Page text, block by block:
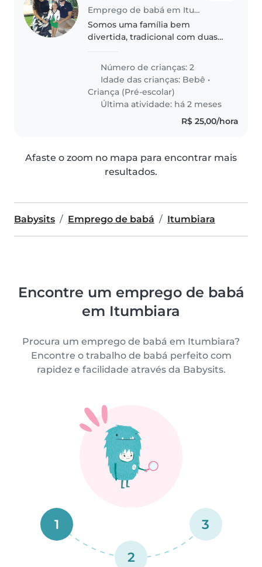
Emprego de babá em Itumbiara
Somos uma família bem
divertida, tradicional com duas
Número de crianças: 2
Idade das crianças: Bebê •
Criança (Pré-escolar)
Última atividade: há 2 meses
R$ 25,00/hora
Afaste o zoom no mapa para encontrar mais
resultados.
Babysits Emprego de babá Itumbiara
Encontre um emprego de babá
em Itumbiara
Procura um emprego de babá em Itumbiara?
Encontre o trabalho de babá perfeito com
rapidez e facilidade através da Babysits.
1
2
3